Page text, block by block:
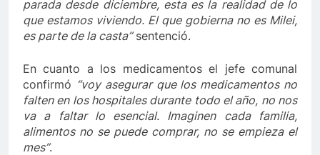
parada desde diciembre, esta es la realidad de lo
que estamos viviendo. El que gobierna no es Milei,
es parte de la casta”sentenció.
En cuanto a los medicamentos el jefe comunal
confirmó “voy asegurar que los medicamentos no
falten en los hospitales durante todo el año, no nos
va a faltar lo esencial. Imaginen cada familia,
alimentos no se puede comprar, no se empieza el
mes”.